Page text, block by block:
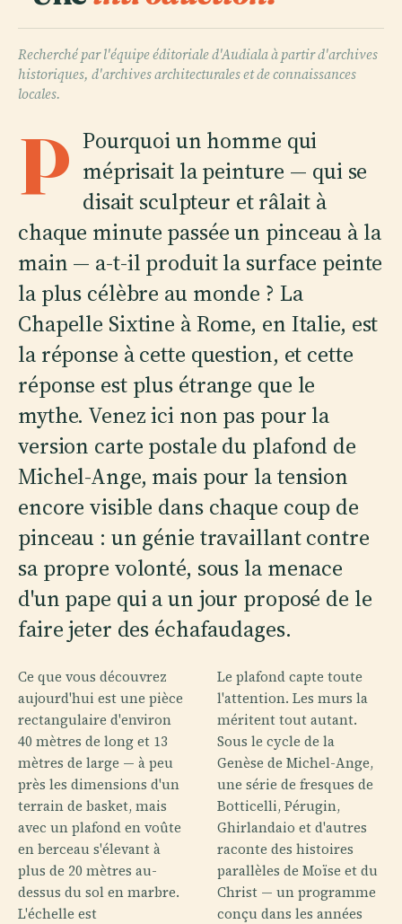
Recherché par l'équipe éditoriale d'Audiala à partir d'archives
historiques, d'archives architecturales et de connaissances
locales.
P Pourquoi un homme qui
méprisait la peinture — qui se
disait sculpteur et râlait à
chaque minute passée un pinceau à la
main — a-t-il produit la surface peinte
la plus célèbre au monde ? La
Chapelle Sixtine à Rome, en Italie, est
la réponse à cette question, et cette
réponse est plus étrange que le
mythe. Venez ici non pas pour la
version carte postale du plafond de
Michel-Ange, mais pour la tension
encore visible dans chaque coup de
pinceau : un génie travaillant contre
sa propre volonté, sous la menace
d'un pape qui a un jour proposé de le
faire jeter des échafaudages.
Ce que vous découvrez
aujourd'hui est une pièce
rectangulaire d'environ
40 mètres de long et 13
mètres de large — à peu
près les dimensions d'un
terrain de basket, mais
avec un plafond en voûte
en berceau s'élevant à
plus de 20 mètres au-
dessus du sol en marbre.
L'échelle est
Le plafond capte toute
l'attention. Les murs la
méritent tout autant.
Sous le cycle de la
Genèse de Michel-Ange,
une série de fresques de
Botticelli, Pérugin,
Ghirlandaio et d'autres
raconte des histoires
parallèles de Moïse et du
Christ — un programme
conçu dans les années